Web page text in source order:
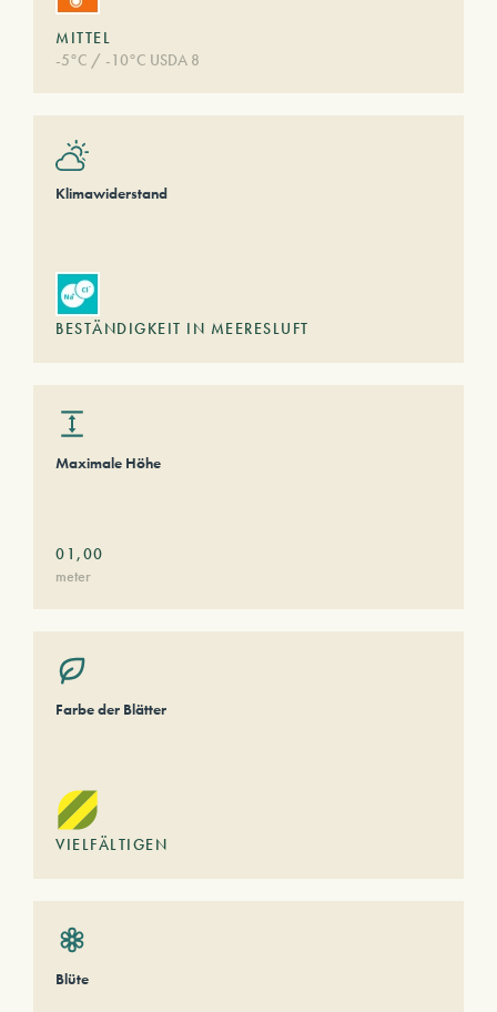
MITTEL
-5°C / -10°C USDA 8
Klimawiderstand
BESTÄNDIGKEIT IN MEERESLUFT
Maximale Höhe
01,00
meter
Farbe der Blätter
VIELFÄLTIGEN
Blüte